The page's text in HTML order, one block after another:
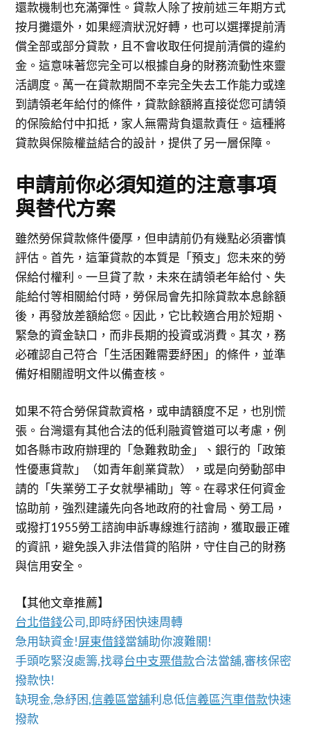
還款機制也充滿彈性。貸款人除了按前述三年期方式
按月攤還外，如果經濟狀況好轉，也可以選擇提前清
償全部或部分貸款，且不會收取任何提前清償的違約
金。這意味著您完全可以根據自身的財務流動性來靈
活調度。萬一在貸款期間不幸完全失去工作能力或達
到請領老年給付的條件，貸款餘額將直接從您可請領
的保險給付中扣抵，家人無需背負還款責任。這種將
貸款與保險權益結合的設計，提供了另一層保障。
申請前你必須知道的注意事項
與替代方案
雖然勞保貸款條件優厚，但申請前仍有幾點必須審慎
評估。首先，這筆貸款的本質是「預支」您未來的勞
保給付權利。一旦貸了款，未來在請領老年給付、失
能給付等相關給付時，勞保局會先扣除貸款本息餘額
後，再發放差額給您。因此，它比較適合用於短期、
緊急的資金缺口，而非長期的投資或消費。其次，務
必確認自己符合「生活困難需要紓困」的條件，並準
備好相關證明文件以備查核。
如果不符合勞保貸款資格，或申請額度不足，也別慌
張。台灣還有其他合法的低利融資管道可以考慮，例
如各縣市政府辦理的「急難救助金」、銀行的「政策
性優惠貸款」（如青年創業貸款），或是向勞動部申
請的「失業勞工子女就學補助」等。在尋求任何資金
協助前，強烈建議先向各地政府的社會局、勞工局，
或撥打1955勞工諮詢申訴專線進行諮詢，獲取最正確
的資訊，避免誤入非法借貸的陷阱，守住自己的財務
與信用安全。
【其他文章推薦】
台北借錢公司,即時紓困快速周轉
急用缺資金!屏東借錢當舖助你渡難關!
手頭吃緊沒處籌,找尋台中支票借款合法當舖,審核保密
撥款快!
缺現金,急紓困,信義區當舖利息低信義區汽車借款快速
撥款